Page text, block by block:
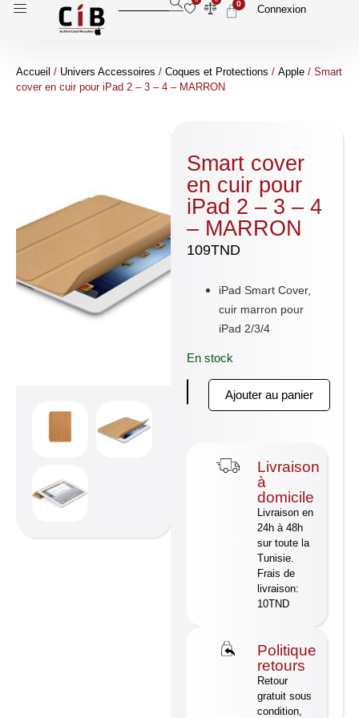
0 Connexion
Accueil / Univers Accessoires / Coques et Protections / Apple / Smart
cover en cuir pour iPad 2 – 3 – 4 – MARRON
Smart cover
en cuir pour
iPad 2 – 3 – 4
– MARRON
109TND
iPad Smart Cover,
cuir marron pour
iPad 2/3/4
En stock
Ajouter au panier
Livraison
à
domicile
Livraison en
24h à 48h
sur toute la
Tunisie.
Frais de
livraison:
10TND
Politique
retours
Retour
gratuit sous
condition,